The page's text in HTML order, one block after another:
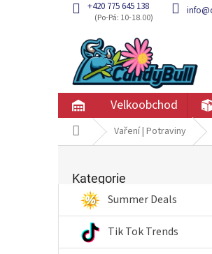
+420 775 645 138
Velkoobchod
Domů Vaření | Potraviny
r
n
kategorie
Kategorie
Summer Deals
Tik Tok Trends